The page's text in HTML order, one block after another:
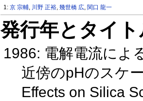
1:京 宗輔, 川野 正裕,幾世橋 広, 関口 龍一
発行年とタイ
1986: 電解電流によ
近傍のpHのスケ
Effects on Silica